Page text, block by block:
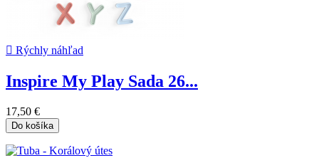
 Rýchly náhľad
Inspire My Play Sada 26...
17,50 €
Do košíka